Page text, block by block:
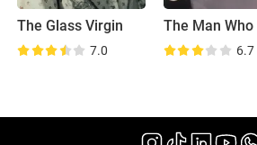
The Glass Virgin
7.0 6.7